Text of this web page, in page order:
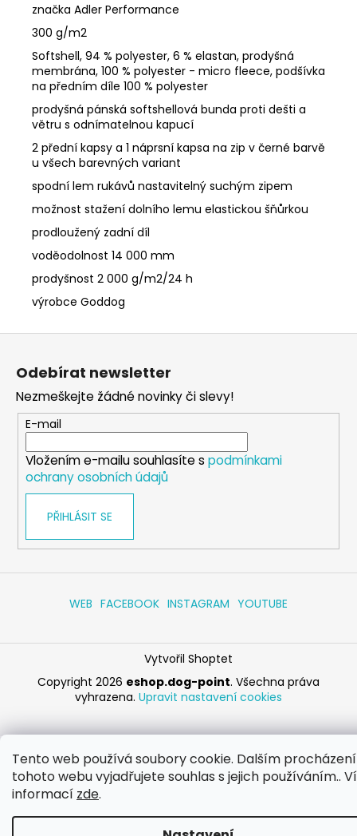
Tento web používá soubory cookie. Dalším
tohoto webu vyjadřujete souhlas s jejich používáním..
informací zde.
značka Adler Performance
300 g/m2
Softshell, 94 % polyester, 6 % elastan, prodyšná
membrána, 100 % polyester - micro fleece, podšívka
na předním díle 100 % polyester
prodyšná pánská softshellová bunda proti dešti a
větru s odnímatelnou kapucí
2 přední kapsy a 1 náprsní kapsa na zip v černé barvě
u všech barevných variant
spodní lem rukávů nastavitelný suchým zipem
možnost stažení dolního lemu elastickou šňůrkou
prodloužený zadní díl
voděodolnost 14 000 mm
prodyšnost 2 000 g/m2/24 h
výrobce Goddog
Z
Odebírat newsletter
Nezmeškejte žádné novinky či slevy!
E-mail
Vložením e-mailu souhlasíte s podmínkami
ochrany osobních údajů
PŘIHLÁSIT SE
WEB FACEBOOK INSTAGRAM YOUTUBE
Vytvořil Shoptet
Copyright 2026 eshop.dog-point. Všechna práva
vyhrazena. Upravit nastavení cookies